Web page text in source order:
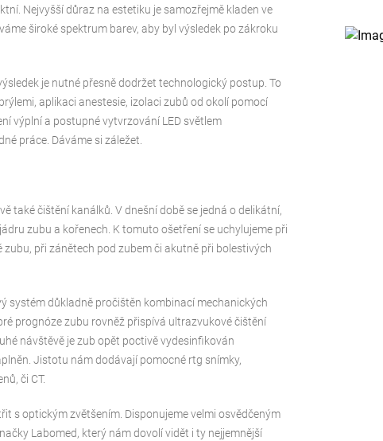
Nejvyšší důraz na estetiku je samozřejmě kladen ve
široké spektrum barev, aby byl výsledek po zákroku
je nutné přesně dodržet technologický postup. To
aplikaci anestesie, izolaci zubů od okolí pomocí
výplní a postupné vytvrzování LED světlem
práce. Dáváme si záležet.
také čištění kanálků. V dnešní době se jedná o delikátní,
zubu a kořenech. K tomuto ošetření se uchylujeme při
zubu, při zánětech pod zubem či akutně při bolestivých
systém důkladně pročištěn kombinací mechanických
prognóze zubu rovněž přispívá ultrazvukové čištění
návštěvě je zub opět poctivě vydesinfikován
Jistotu nám dodávají pomocné rtg snímky,
či CT.
s optickým zvětšením. Disponujeme velmi osvědčeným
Labomed, který nám dovolí vidět i ty nejjemnější